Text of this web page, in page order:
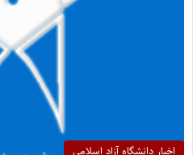
اخبار دانشگاه آزاد اسلامی